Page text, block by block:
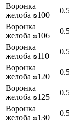
Воронка
желоба ᴓ100
Воронка
желоба ᴓ106
Воронка
желоба ᴓ110
Воронка
желоба ᴓ120
Воронка
желоба ᴓ125
Воронка
желоба ᴓ130